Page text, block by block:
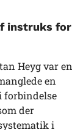
instruks for
Heyg var en
en
forbindelse
der
i